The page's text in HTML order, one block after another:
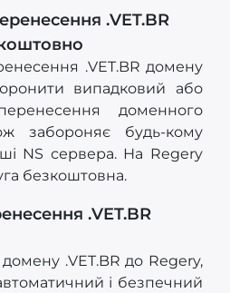
.VET.BR
.VET.BR домену
випадковий або
доменного
забороняє будь-кому
NS сервера. На Regery
безкоштовна.
.VET.BR
.VET.BR до Regery,
і безпечний